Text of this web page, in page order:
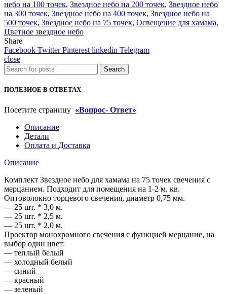
на
75
точек
свечения
с
мерцанием
небо на 100 точек, Звездное небо на 200 точек, Звездное небо
на 300 точек, Звездное небо на 400 точек, Звездное небо на
500 точек, Звездное небо на 75 точек, Освещение для хамама,
Цветное звездное небо
Share
Facebook Twitter Pinterest linkedin Telegram
close
Search
ПОЛЕЗНОЕ В ОТВЕТАХ
Посетите страницу «Вопрос- Ответ»
Описание
Детали
Оплата и Доставка
Описание
Комплект Звездное небо для хамама на 75 точек свечения с
мерцанием. Подходит для помещения на 1-2 м. кв.
Оптоволокно торцевого свечения, диаметр 0,75 мм.
— 25 шт. * 3,0 м.
— 25 шт. * 2,5 м.
— 25 шт. * 2,0 м.
Проектор монохромного свечения с функцией мерцание, на
выбор один цвет:
— теплый белый
— холодный белый
— синий
— красный
— зеленый